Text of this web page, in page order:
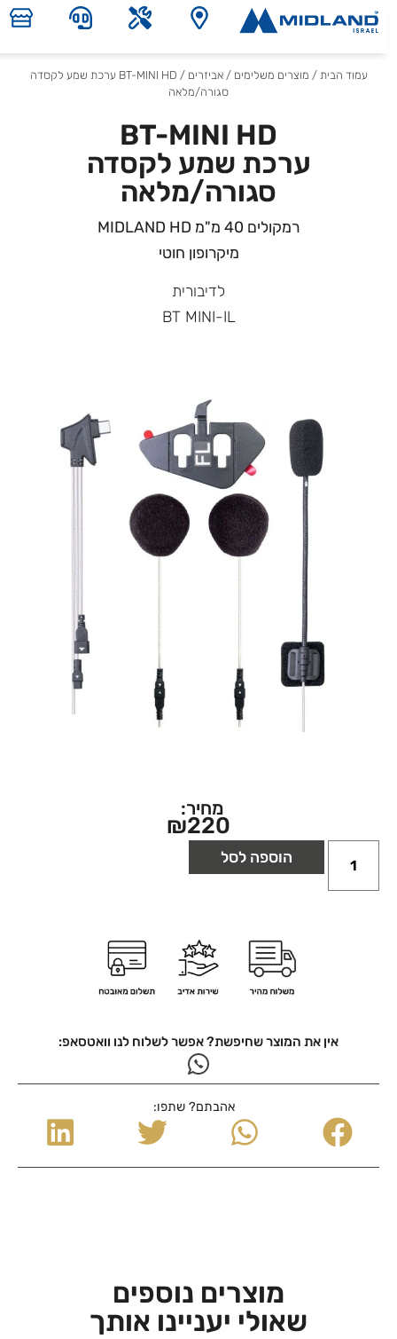
עמוד הבית/ מוצרים משלימים/ אביזרים
/ BT-MINI HD ערכת שמע לקסדה
סגורה/מלאה
BT-MINI HD
ערכת שמע לקסדה
סגורה/מלאה
רמקולים 40 מ"מ MIDLAND HD
מיקרופון חוטי
לדיבורית
BT MINI-IL
מחיר:
₪220
הוספה לסל
אין את המוצר שחיפשת? אפשר לשלוח לנו וואטסאפ:
אהבתם? שתפו:
מוצרים נוספים
שאולי יעניינו אותך